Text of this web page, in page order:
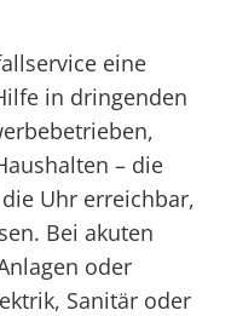
eine
in dringenden
– die
Uhr erreichbar,
Bei akuten
oder
Sanitär oder